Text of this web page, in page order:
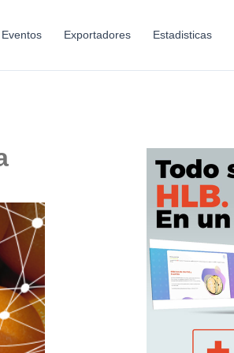
Exportadores Estadisticas